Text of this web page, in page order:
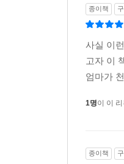
자존감이 높
자아도취에
자존감이 높
지요. 남들
--- 「아이의 자
종이책
사실 이
고자 이
엄마가
1명이 이
종이책